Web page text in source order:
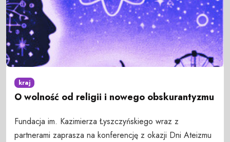
kraj
O wolność od religii i nowego obskurantyzmu
Fundacja im. Kazimierza Łyszczyńskiego wraz z
partnerami zaprasza na konferencję z okazji Dni Ateizmu